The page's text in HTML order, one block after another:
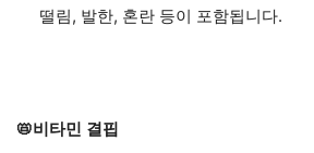
떨림, 발한, 혼란 등이 포함됩니다.
📛비타민 결핍